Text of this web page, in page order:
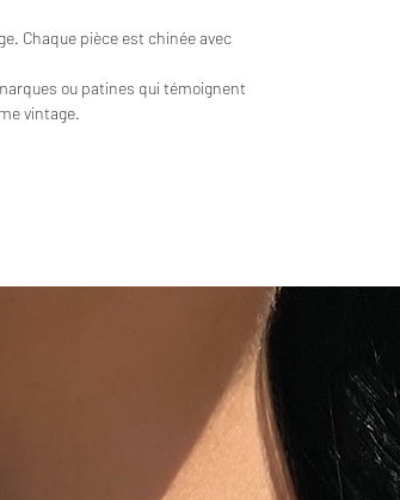
Chaque pièce est chinée avec
ou patines qui témoignent
vintage.